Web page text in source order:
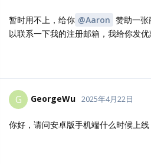
暂时用不上，给你 @Aaron 赞助一张
以联系一下我的注册邮箱，我给你发优
G GeorgeWu 2025年4月22日
你好，请问安卓版手机端什么时候上线